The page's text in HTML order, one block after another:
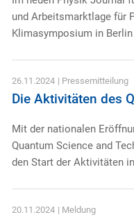
und Arbeitsmarktlage für
Klimasymposium in
26.11.2024 | Pressemitteilung
Die Aktivitäten des
Mit der nationalen
Quantum Science and
den Start der Aktivitäten
20.11.2024 | Meldung